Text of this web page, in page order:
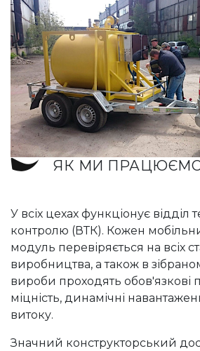
ЯК МИ
У всіх цехах функціонує відділ
контролю (ВТК). Кожен
модуль перевіряється на всіх
виробництва, а також в
вироби проходять обов'язкові
міцність, динамічні
витоку.
Значний конструкторський